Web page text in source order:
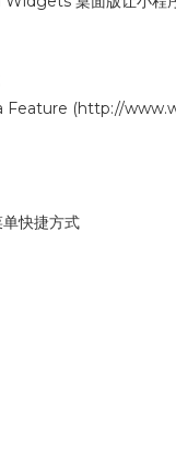
(http://
快捷方式